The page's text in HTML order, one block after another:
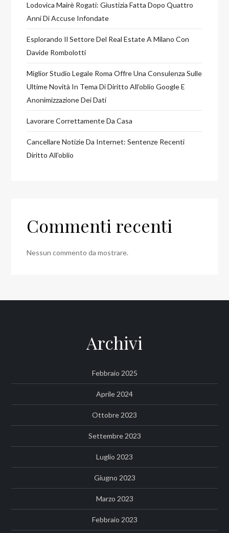
Lodovica Mairè Rogati: Giustizia Fatta Dopo Quattro
Anni Di Accuse Infondate
Esplorando Il Settore Del Real Estate A Milano Con
Davide Rombolotti
Miglior Studio Legale Roma Offre Una Consulenza Sulle
Ultime Novità In Tema Di Diritto All’oblio Google E
Anonimizzazione Dei Dati
Lavorare Correttamente Da Casa
Cancellare Notizie Da Internet: Sentenze Recenti
Diritto All’oblio
Commenti recenti
Nessun commento da mostrare.
Archivi
Febbraio 2025
Aprile 2024
Ottobre 2023
Settembre 2023
Luglio 2023
Giugno 2023
Marzo 2023
Febbraio 2023